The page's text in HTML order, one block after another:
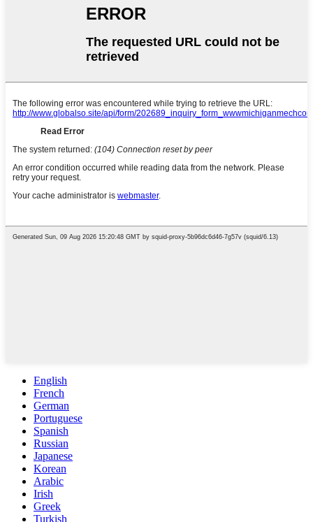
English
French
German
Portuguese
Spanish
Russian
Japanese
Korean
Arabic
Irish
Greek
Turkish